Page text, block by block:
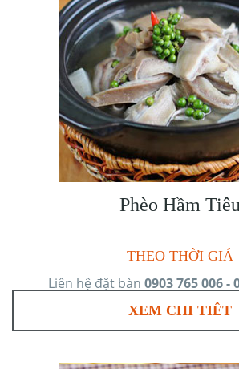
Phèo Hầm Tiêu
THEO THỜI GIÁ
Liên hệ đặt bàn 0903 765 006 -
XEM CHI TIÊT